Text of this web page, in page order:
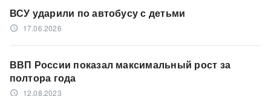
ВСУ ударили по автобусу с детьми
access_time 17.06.2026
ВВП России показал максимальный рост за
полтора года
access_time 12.08.2023